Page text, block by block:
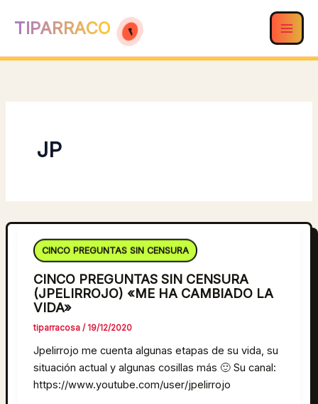
TIPARRACO
JP
CINCO PREGUNTAS SIN CENSURA
CINCO PREGUNTAS SIN CENSURA
(JPELIRROJO) «ME HA CAMBIADO LA
VIDA»
tiparracosa/19/12/2020
Jpelirrojo me cuenta algunas etapas de su vida, su
situación actual y algunas cosillas más 🙂 Su canal:
https://www.youtube.com/user/jpelirrojo